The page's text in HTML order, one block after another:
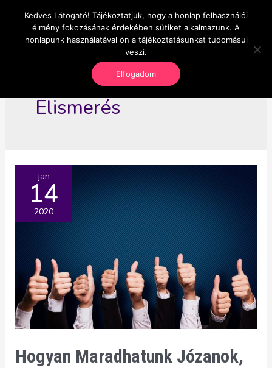
content
OnlineSeedsMan
Üzlet és szabadság
Main
Elismerés
jan
14
2020
Hogyan Maradhatunk Józanok,
Kedves Látogató! Tájékoztatjuk, hogy a honlap felhasználói
élmény fokozásának érdekében sütiket alkalmazunk. A
honlapunk használatával ön a tájékoztatásunkat tudomásul
veszi.
Elfogadom